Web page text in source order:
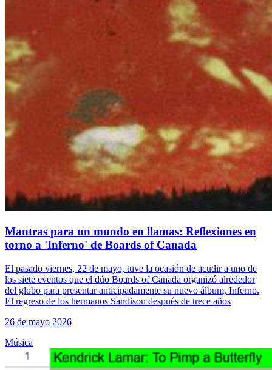
Mantras para un mundo en llamas: Reflexiones en
torno a 'Inferno' de Boards of Canada
El pasado viernes, 22 de mayo, tuve la ocasión de acudir a uno de
los siete eventos que el dúo Boards of Canada organizó alrededor
del globo para presentar anticipadamente su nuevo álbum, Inferno.
El regreso de los hermanos Sandison después de trece años
26 de mayo 2026
Música